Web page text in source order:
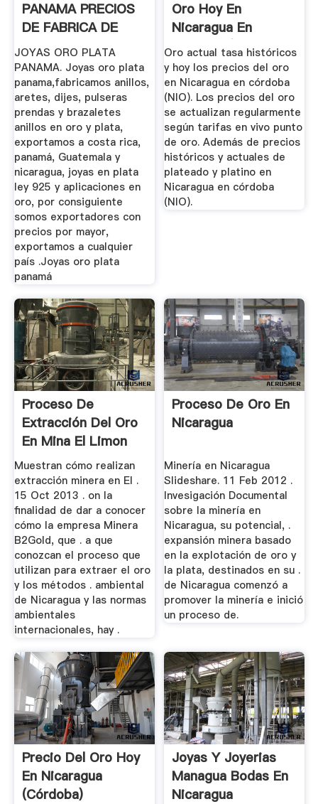
PANAMA PRECIOS
DE FABRICA DE
JOYAS .
JOYAS ORO PLATA
PANAMA. Joyas oro plata
panama,fabricamos anillos,
aretes, dijes, pulseras
prendas y brazaletes
anillos en oro y plata,
exportamos a costa rica,
panamá, Guatemala y
nicaragua, joyas en plata
ley 925 y aplicaciones en
oro, por consiguiente
somos exportadores con
precios por mayor,
exportamos a cualquier
país .Joyas oro plata
panamá
Oro Hoy En
Nicaragua En
Córdoba (NIO ...
Oro actual tasa históricos
y hoy los precios del oro
en Nicaragua en córdoba
(NIO). Los precios del oro
se actualizan regularmente
según tarifas en vivo punto
de oro. Además de precios
históricos y actuales de
plateado y platino en
Nicaragua en córdoba
(NIO).
Proceso De
Extracción Del Oro
En Mina El Limon
Nicaragua
Muestran cómo realizan
extracción minera en El .
15 Oct 2013 . on la
finalidad de dar a conocer
cómo la empresa Minera
B2Gold, que . a que
conozcan el proceso que
utilizan para extraer el oro
y los métodos . ambiental
de Nicaragua y las normas
ambientales
internacionales, hay .
Proceso De Oro En
Nicaragua
Minería en Nicaragua
Slideshare. 11 Feb 2012 .
Invesigación Documental
sobre la minería en
Nicaragua, su potencial, .
expansión minera basado
en la explotación de oro y
la plata, destinados en su .
de Nicaragua comenzó a
promover la minería e inició
un proceso de.
Precio Del Oro Hoy
En Nicaragua
(Córdoba)
Joyas Y Joyerias
Managua Bodas En
Nicaragua